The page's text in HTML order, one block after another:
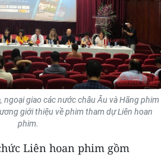
TIN
ngoại giao các nước châu Âu và Hãng phim
giới thiệu về phim tham dự Liên hoan
phim.
Liên hoan phim gồm